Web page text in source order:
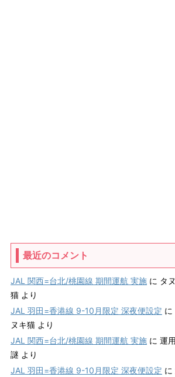
最近のコメント
JAL 関西=台北/桃園線 期間運航 実施 に タ
猫 より
JAL 羽田=香港線 9-10月限定 深夜便設定 に
ヌキ猫 より
JAL 関西=台北/桃園線 期間運航 実施 に 運
謎 より
JAL 羽田=香港線 9-10月限定 深夜便設定 に